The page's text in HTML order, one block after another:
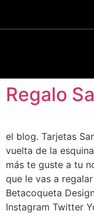
Regalo
el blog. Tarjetas
vuelta de la
más te guste a tu
que le vas a
Betacoqueta
Instagram Twitter